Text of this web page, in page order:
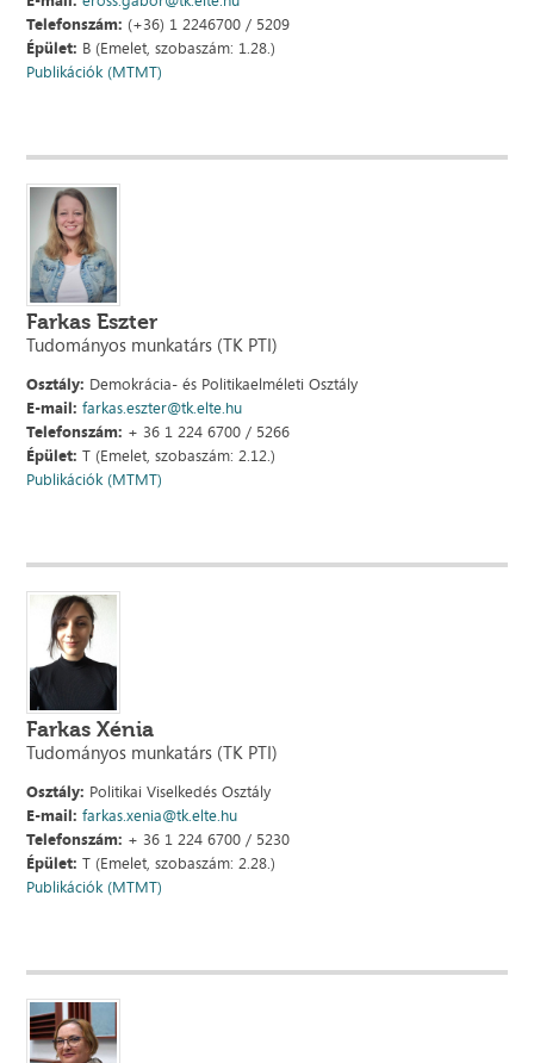
Telefonszám: (+36) 1 2246700 / 5209
Épület: B (Emelet, szobaszám: 1.28.)
Publikációk (MTMT)
Farkas Eszter
Tudományos munkatárs (TK PTI)
Osztály: Demokrácia- és Politikaelméleti Osztály
E-mail: farkas.eszter@tk.elte.hu
Telefonszám: + 36 1 224 6700 / 5266
Épület: T (Emelet, szobaszám: 2.12.)
Publikációk (MTMT)
Farkas Xénia
Tudományos munkatárs (TK PTI)
Osztály: Politikai Viselkedés Osztály
E-mail: farkas.xenia@tk.elte.hu
Telefonszám: + 36 1 224 6700 / 5230
Épület: T (Emelet, szobaszám: 2.28.)
Publikációk (MTMT)